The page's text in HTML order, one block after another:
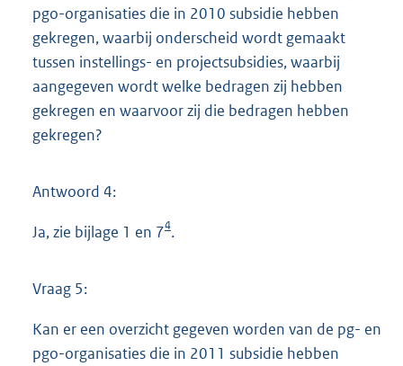
pgo-organisaties die in 2010 subsidie hebben
gekregen, waarbij onderscheid wordt gemaakt
tussen instellings- en projectsubsidies, waarbij
aangegeven wordt welke bedragen zij hebben
gekregen en waarvoor zij die bedragen hebben
gekregen?
Antwoord 4:
Ja, zie bijlage 1 en 74.
Vraag 5:
Kan er een overzicht gegeven worden van de pg- en
pgo-organisaties die in 2011 subsidie hebben